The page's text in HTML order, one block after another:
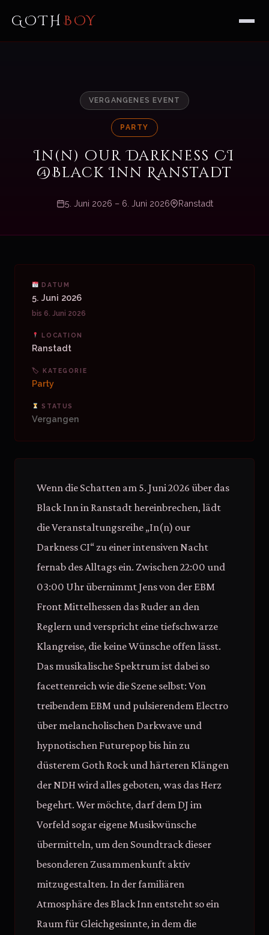
GOTH BOY
VERGANGENES EVENT
PARTY
In(n) our Darkness CI
@Black Inn Ranstadt
5. Juni 2026 – 6. Juni 2026 Ranstadt
DATUM
5. Juni 2026
bis 6. Juni 2026
LOCATION
Ranstadt
🏷 KATEGORIE
Party
STATUS
Vergangen
Wenn die Schatten am 5. Juni 2026 über das
Black Inn in Ranstadt hereinbrechen, lädt
die Veranstaltungsreihe „In(n) our
Darkness CI“ zu einer intensiven Nacht
fernab des Alltags ein. Zwischen 22:00 und
03:00 Uhr übernimmt Jens von der EBM
Front Mittelhessen das Ruder an den
Reglern und verspricht eine tiefschwarze
Klangreise, die keine Wünsche offen lässt.
Das musikalische Spektrum ist dabei so
facettenreich wie die Szene selbst: Von
treibendem EBM und pulsierendem Electro
über melancholischen Darkwave und
hypnotischen Futurepop bis hin zu
düsterem Goth Rock und härteren Klängen
der NDH wird alles geboten, was das Herz
begehrt. Wer möchte, darf dem DJ im
Vorfeld sogar eigene Musikwünsche
übermitteln, um den Soundtrack dieser
besonderen Zusammenkunft aktiv
mitzugestalten. In der familiären
Atmosphäre des Black Inn entsteht so ein
Raum für Gleichgesinnte, in dem die